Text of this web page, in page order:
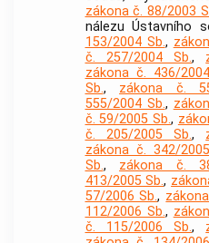
zákona č. 88/2003
nálezu Ústavního
153/2004 Sb.,
č. 257/2004 Sb.,
zákona č. 436/
Sb., zákona č.
555/2004 Sb.,
č. 59/2005 Sb.,
č. 205/2005 Sb.,
zákona č. 342/
Sb., zákona č.
413/2005 Sb.,
57/2006 Sb.,
112/2006 Sb.,
č. 115/2006 Sb.,